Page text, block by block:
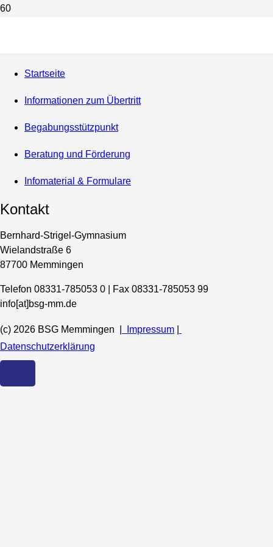
Startseite
Informationen zum Übertritt
Begabungsstützpunkt
Beratung und Förderung
Infomaterial & Formulare
Kontakt
Bernhard-Strigel-Gymnasium
Wielandstraße 6
87700 Memmingen
Telefon 08331-785053 0 | Fax 08331-785053 99
info[at]bsg-mm.de
(c) 2026 BSG Memmingen | Impressum
Datenschutzerklärung